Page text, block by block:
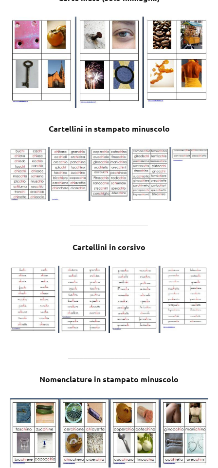
Cartellini in stampato minuscolo
Cartellini in corsivo
Nomenclature in stampato minuscolo